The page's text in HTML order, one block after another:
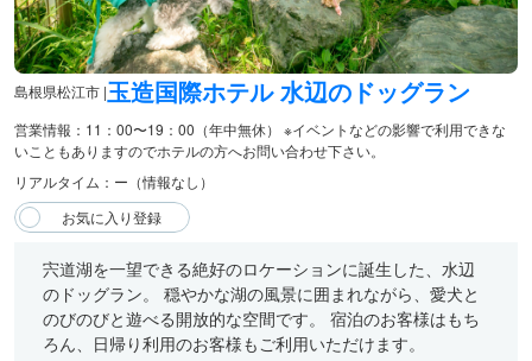
島根県松江市 |玉造国際ホテル ⽔辺のドッグラン
営業情報：11：00〜19：00（年中無休） ※イベントなどの影響で利用できな
いこともありますのでホテルの方へお問い合わせ下さい。
リアルタイム：ー（情報なし）
宍道湖を一望できる絶好のロケーションに誕生した、水辺
のドッグラン。 穏やかな湖の風景に囲まれながら、愛犬と
のびのびと遊べる開放的な空間です。 宿泊のお客様はもち
ろん、日帰り利用のお客様もご利用いただけます。